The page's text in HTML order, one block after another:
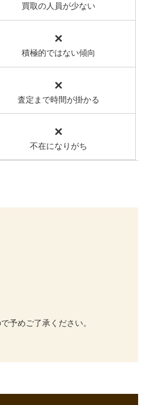
買取の人員が少ない
×
積極的ではない傾向
×
査定まで時間が掛かる
×
不在になりがち
予めご了承ください。